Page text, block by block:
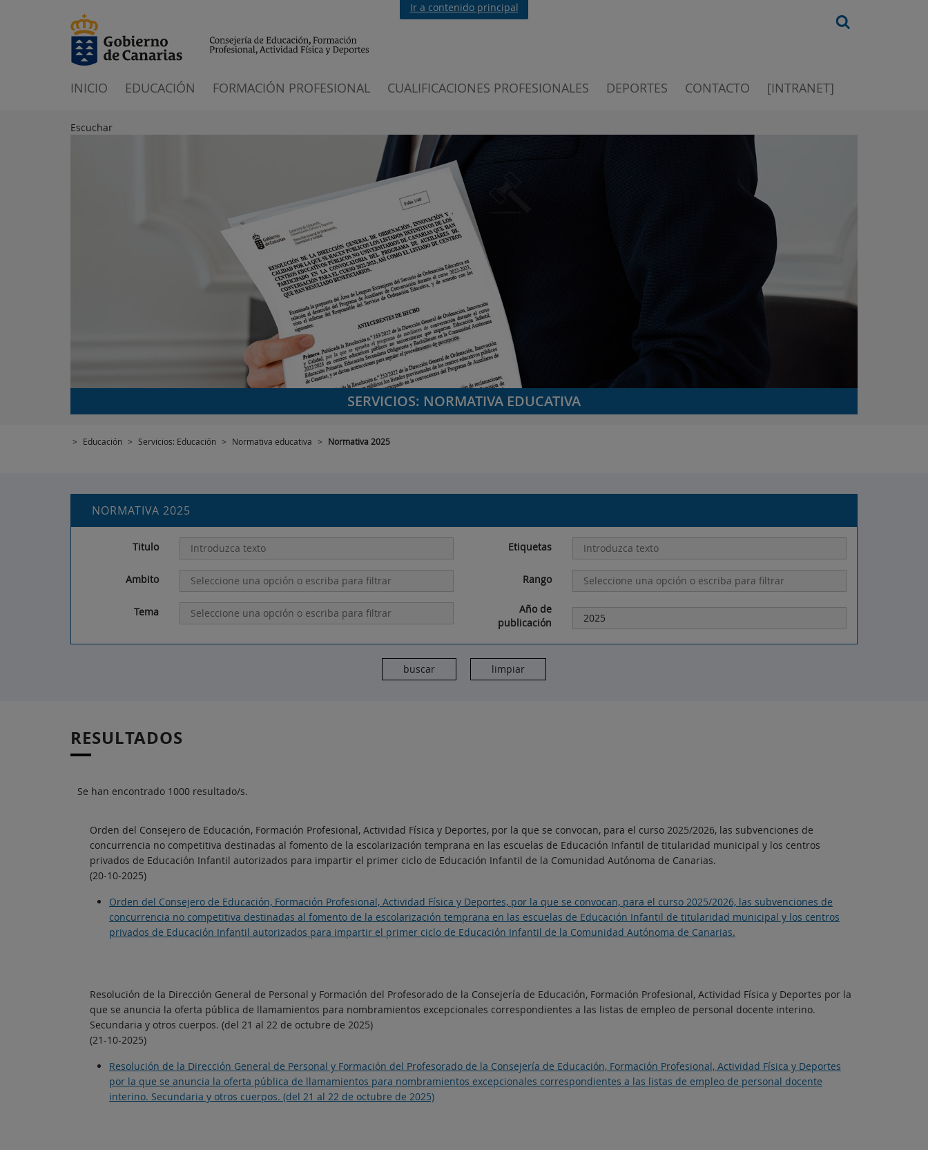
Ir a contenido principal
INICIO EDUCACIÓN FORMACIÓN PROFESIONAL CUALIFICACIONES PROFESIONALES DEPORTES CONTACTO [INTRANET]
Escuchar
SERVICIOS: NORMATIVA EDUCATIVA
> Educación > Servicios: Educación > Normativa educativa > Normativa 2025
NORMATIVA 2025
Titulo Etiquetas
Ambito Rango
Tema
Año de
publicación
RESULTADOS
Se han encontrado 1000 resultado/s.
Orden del Consejero de Educación, Formación Profesional, Actividad Física y Deportes, por la que se convocan, para el curso 2025/2026, las subvenciones de
concurrencia no competitiva destinadas al fomento de la escolarización temprana en las escuelas de Educación Infantil de titularidad municipal y los centros
privados de Educación Infantil autorizados para impartir el primer ciclo de Educación Infantil de la Comunidad Autónoma de Canarias.
(20-10-2025)
Orden del Consejero de Educación, Formación Profesional, Actividad Física y Deportes, por la que se convocan, para el curso 2025/2026, las subvenciones de
concurrencia no competitiva destinadas al fomento de la escolarización temprana en las escuelas de Educación Infantil de titularidad municipal y los centros
privados de Educación Infantil autorizados para impartir el primer ciclo de Educación Infantil de la Comunidad Autónoma de Canarias.
Resolución de la Dirección General de Personal y Formación del Profesorado de la Consejería de Educación, Formación Profesional, Actividad Física y Deportes por la
que se anuncia la oferta pública de llamamientos para nombramientos excepcionales correspondientes a las listas de empleo de personal docente interino.
Secundaria y otros cuerpos. (del 21 al 22 de octubre de 2025)
(21-10-2025)
Resolución de la Dirección General de Personal y Formación del Profesorado de la Consejería de Educación, Formación Profesional, Actividad Física y Deportes
por la que se anuncia la oferta pública de llamamientos para nombramientos excepcionales correspondientes a las listas de empleo de personal docente
interino. Secundaria y otros cuerpos. (del 21 al 22 de octubre de 2025)